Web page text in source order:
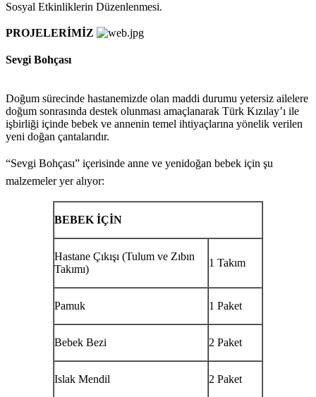
Sosyal Etkinliklerin Düzenlenmesi.
PROJELERİMİZ
Sevgi Bohçası
Doğum sürecinde hastanemizde olan maddi durumu yetersiz ailelere
doğum sonrasında destek olunması amaçlanarak Türk Kızılay’ı ile
işbirliği içinde bebek ve annenin temel ihtiyaçlarına yönelik verilen
yeni doğan çantalarıdır.
“Sevgi Bohçası” içerisinde anne ve yenidoğan bebek için şu
malzemeler yer alıyor:
BEBEK İÇİN
Hastane Çıkışı (Tulum ve Zıbın
Takımı)
1 Takım
Pamuk 1 Paket
Bebek Bezi 2 Paket
Islak Mendil 2 Paket